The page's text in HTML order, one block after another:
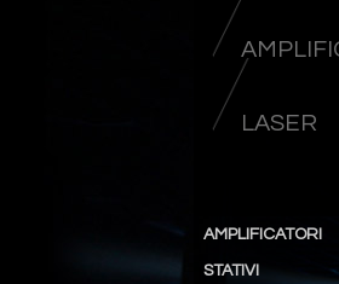
LASER
AMPLIFICATORI
STATIVI